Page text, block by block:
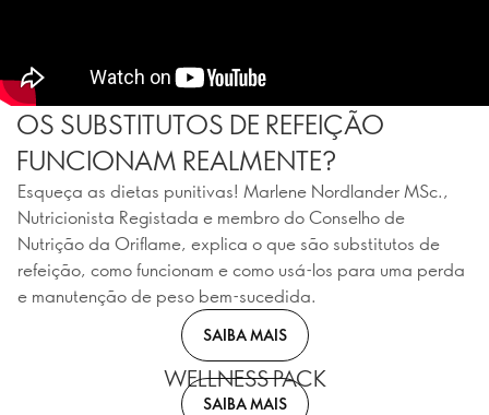
OS SUBSTITUTOS DE REFEIÇÃO
FUNCIONAM REALMENTE?
Esqueça as dietas punitivas! Marlene Nordlander MSc.,
Nutricionista Registada e membro do Conselho de
Nutrição da Oriflame, explica o que são substitutos de
refeição, como funcionam e como usá-los para uma perda
e manutenção de peso bem-sucedida.
SAIBA MAIS
WELLNESS PACK
SAIBA MAIS